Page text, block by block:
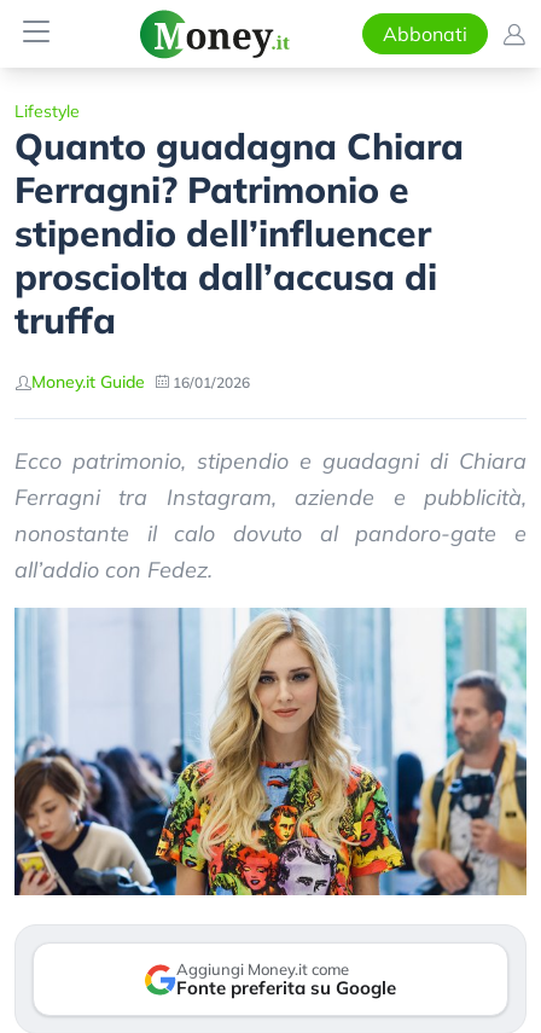
Abbonati
Lifestyle
Quanto guadagna Chiara
Ferragni? Patrimonio e
stipendio dell’influencer
prosciolta dall’accusa di
truffa
Money.it Guide 16/01/2026
Ecco patrimonio, stipendio e guadagni di Chiara
Ferragni tra Instagram, aziende e pubblicità,
nonostante il calo dovuto al pandoro-gate e
all’addio con Fedez.
Aggiungi Money.it come
Fonte preferita su Google